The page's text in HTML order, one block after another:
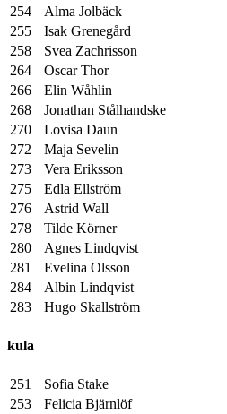
254
Alma Jolbäck
255
Isak Grenegård
258
Svea Zachrisson
264
Oscar Thor
266
Elin Wåhlin
268
Jonathan Stålhandske
270
Lovisa Daun
272
Maja Sevelin
273
Vera Eriksson
275
Edla Ellström
276
Astrid Wall
278
Tilde Körner
280
Agnes Lindqvist
281
Evelina Olsson
284
Albin Lindqvist
283
Hugo Skallström
kula
251 Sofia Stake
253
Felicia Bjärnlöf